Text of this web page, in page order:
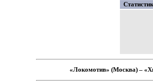
«Локомотив» (Москва) –